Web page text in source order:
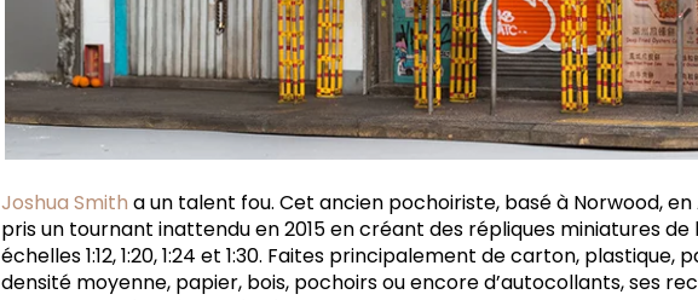
Joshua Smith a un talent fou. Cet ancien pochoiriste, basé à Norwood,
pris un tournant inattendu en 2015 en créant des répliques miniatures de
échelles 1:12, 1:20, 1:24 et 1:30. Faites principalement de carton, plastique,
densité moyenne, papier, bois, pochoirs ou encore d’autocollants, ses